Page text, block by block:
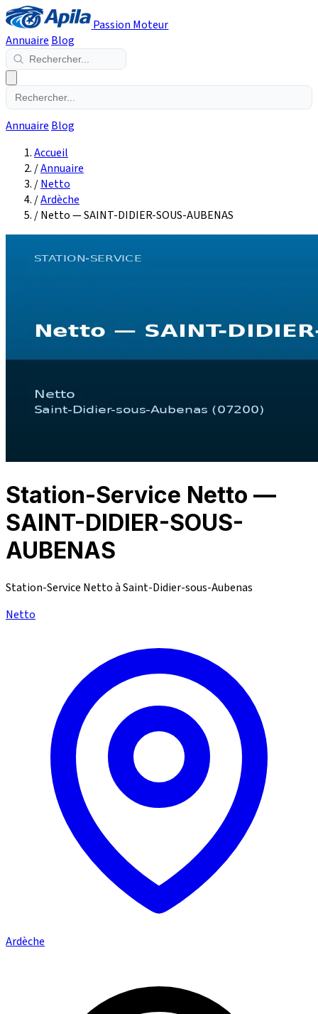
Passion Moteur
Annuaire Blog
Annuaire Blog
Accueil
/Annuaire
/Netto
/Ardèche
/Netto — SAINT-DIDIER-SOUS-AUBENAS
Station-Service Netto —
SAINT-DIDIER-SOUS-
AUBENAS
Station-Service Netto à Saint-Didier-sous-Aubenas
Netto
Ardèche